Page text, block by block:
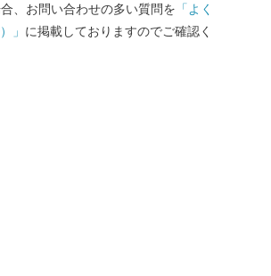
、お問い合わせの多い質問を 「よく
」 に掲載しておりますのでご確認く